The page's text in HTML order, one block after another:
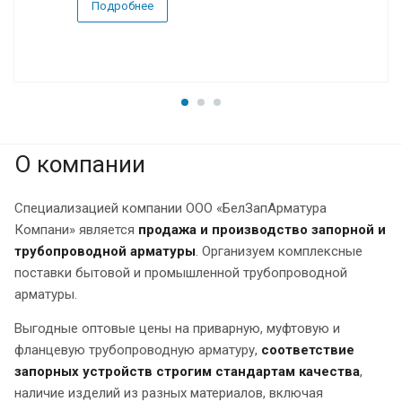
Подробнее
О компании
Специализацией компании ООО «БелЗапАрматура
Компани» является продажа и производство запорной и
трубопроводной арматуры. Организуем комплексные
поставки бытовой и промышленной трубопроводной
арматуры.
Выгодные оптовые цены на приварную, муфтовую и
фланцевую трубопроводную арматуру, соответствие
запорных устройств строгим стандартам качества,
наличие изделий из разных материалов, включая